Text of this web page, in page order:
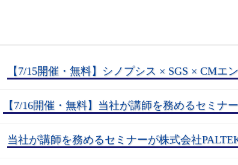
【7/15開催・無料】シノプシス × SGS × CM
【7/16開催・無料】当社が講師を務めるセミナ
当社が講師を務めるセミナーが株式会社